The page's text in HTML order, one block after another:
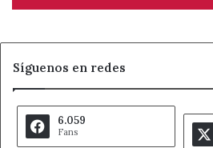
Síguenos en redes
6.059
Fans